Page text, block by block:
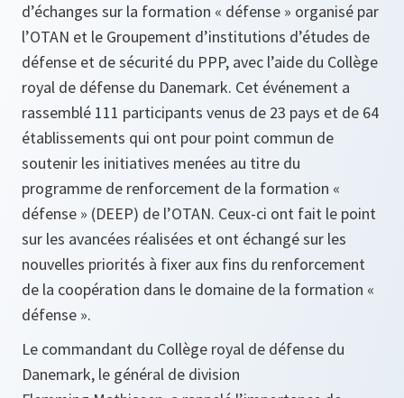
d’échanges sur la formation « défense » organisé par
l’OTAN et le Groupement d’institutions d’études de
défense et de sécurité du PPP, avec l’aide du Collège
royal de défense du Danemark. Cet événement a
rassemblé 111 participants venus de 23 pays et de 64
établissements qui ont pour point commun de
soutenir les initiatives menées au titre du
programme de renforcement de la formation «
défense » (DEEP) de l’OTAN. Ceux-ci ont fait le point
sur les avancées réalisées et ont échangé sur les
nouvelles priorités à fixer aux fins du renforcement
de la coopération dans le domaine de la formation «
défense ».
Le commandant du Collège royal de défense du
Danemark, le général de division